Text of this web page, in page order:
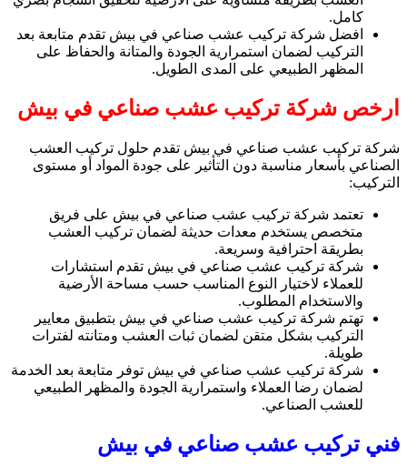
كامل.
افضل شركة تركيب عشب صناعي في بيش تقدم متابعة بعد
التركيب لضمان استمرارية الجودة والمتانة والحفاظ على
المظهر الطبيعي على المدى الطويل.
ارخص شركة تركيب عشب صناعي في بيش
شركة تركيب عشب صناعي في بيش تقدم حلول تركيب العشب
الصناعي بأسعار مناسبة دون التأثير على جودة المواد أو مستوى
التركيب:
تعتمد شركة تركيب عشب صناعي في بيش على فريق
متخصص يستخدم معدات حديثة لضمان تركيب العشب
بطريقة احترافية وسريعة.
شركة تركيب عشب صناعي في بيش تقدم استشارات
للعملاء لاختيار النوع المناسب حسب مساحة الأرضية
والاستخدام المطلوب.
تهتم شركة تركيب عشب صناعي في بيش بتطبيق معايير
التركيب بشكل متقن لضمان ثبات العشب ومتانته لفترات
طويلة.
شركة تركيب عشب صناعي في بيش توفر متابعة بعد الخدمة
لضمان رضا العملاء واستمرارية الجودة والمظهر الطبيعي
للعشب الصناعي.
فني تركيب عشب صناعي في بيش